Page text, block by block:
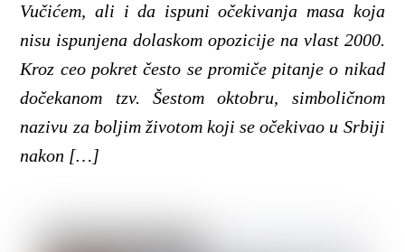
Vučićem, ali i da ispuni očekivanja masa koja
nisu ispunjena dolaskom opozicije na vlast 2000.
Kroz ceo pokret često se promiče pitanje o nikad
dočekanom tzv. Šestom oktobru, simboličnom
nazivu za boljim životom koji se očekivao u Srbiji
nakon […]